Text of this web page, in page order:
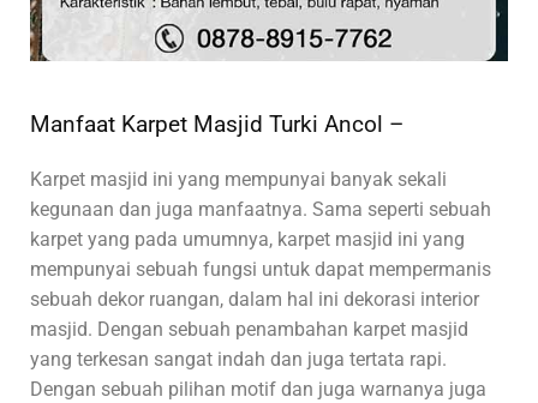
Manfaat Karpet Masjid Turki Ancol –
Karpet masjid ini yang mempunyai banyak sekali
kegunaan dan juga manfaatnya. Sama seperti sebuah
karpet yang pada umumnya, karpet masjid ini yang
mempunyai sebuah fungsi untuk dapat mempermanis
sebuah dekor ruangan, dalam hal ini dekorasi interior
masjid. Dengan sebuah penambahan karpet masjid
yang terkesan sangat indah dan juga tertata rapi.
Dengan sebuah pilihan motif dan juga warnanya juga